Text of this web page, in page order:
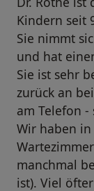
Kindern seit
Sie nimmt
und hat
Sie ist sehr
zurück an
am Telefon
Wir haben in
manchmal
ist). Viel